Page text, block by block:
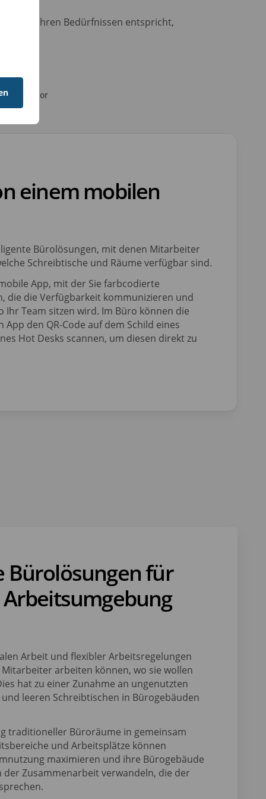
die ihren Bedürfnissen entspricht,
Sensor
einem mobilen
Bürolösungen, mit denen Mitarbeiter
Schreibtische und Räume verfügbar sind.
App, mit der Sie farbcodierte
die die Verfügbarkeit kommunizieren und
Ihr Team sitzen wird. Im Büro können die
den QR-Code auf dem Schild eines
Hot Desks scannen, um diesen direkt zu
Bürolösungen für
Arbeit und flexibler Arbeitsregelungen
arbeiten können, wo sie wollen
hat zu einer Zunahme an ungenutzten
leeren Schreibtischen in Bürogebäuden
traditioneller Büroräume in gemeinsam
und Arbeitsplätze können
maximieren und ihre Bürogebäude
Zusammenarbeit verwandeln, die der